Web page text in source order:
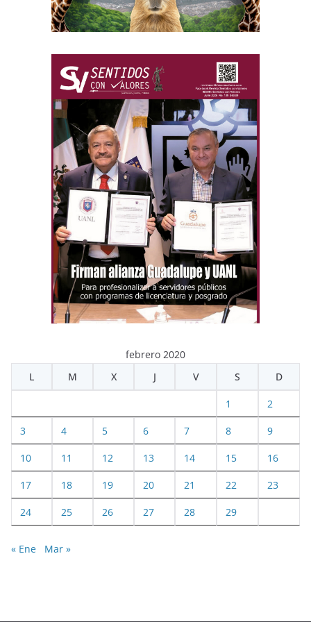
febrero 2020
L
M X J V S D
1 2
3 4 5 6 7 8 9
10 11 12 13 14 15 16
17 18 19 20 21 22 23
24 25 26 27 28 29
« Ene Mar »